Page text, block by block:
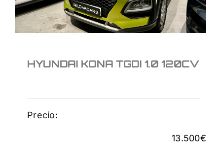
HYUNDAI KONA TGDI 1.0 120CV
Precio:
13.500€